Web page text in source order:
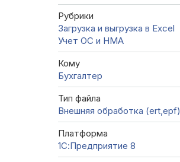
Рубрики
Загрузка и выгрузка в Excel
Учет ОС и НМА
Кому
Бухгалтер
Тип файла
Внешняя обработка (ert,epf)
Платформа
1С:Предприятие 8